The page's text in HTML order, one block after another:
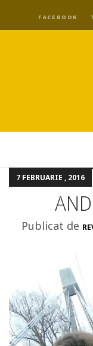
FACEBOOK
7 FEBRUARIE , 2016
Publicat de